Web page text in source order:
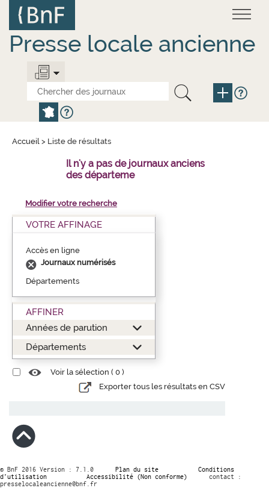
contenu
principal
Presse locale ancienne
Accueil > Liste de résultats
Il n'y a pas de journaux anciens
des départeme
Modifier votre recherche
VOTRE AFFINAGE
Accès en ligne
Journaux numérisés
Départements
AFFINER
Années de parution
Départements
Voir la sélection ( 0 )
Exporter tous les résultats en CSV
© BnF 2016 Version : 7.1.0 Plan du site
Conditions
d’utilisation
Accessibilité (Non conforme)
contact :
presselocaleancienne@bnf.fr
Panneau de gestion des cookies